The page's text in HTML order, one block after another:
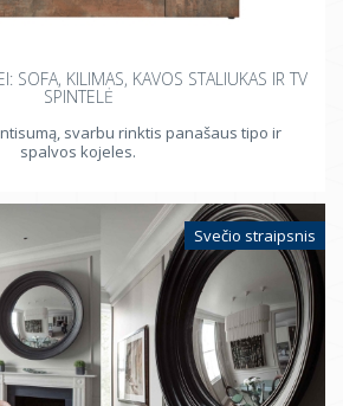
SOFA, KILIMAS, KAVOS STALIUKAS IR TV
SPINTELĖ
svarbu rinktis panašaus tipo ir
spalvos kojeles.
Svečio straipsnis